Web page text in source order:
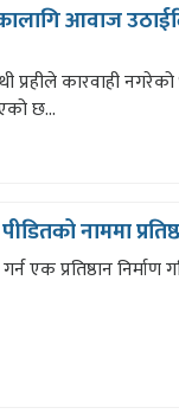
आवाज
प्रहीले कारवाही
छ...
नाममा
एक प्रतिष्ठान